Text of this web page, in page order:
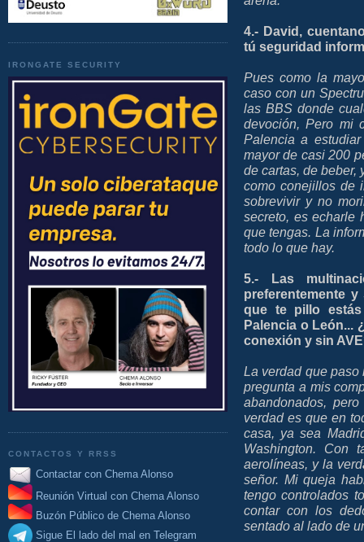
IRONGATE SECURITY
CONTACTOS Y RRSS
Contactar con Chema Alonso
Reunión Virtual con Chema Alonso
Buzón Público de Chema Alonso
Sigue El lado del mal en Telegram
4.- David,
tú seguridad
Pues como la
caso con un
las BBS donde
devoción, Pero mi
Palencia a
mayor de casi 200
de cartas, de beber,
como conejillos de
sobrevivir y no
secreto, es echarle
que tengas. La
todo lo que hay.
5.- Las
preferentemente
que te pillo estás
Palencia o León...
conexión y sin
La verdad que paso
pregunta a mis
abandonados,
verdad es que en
casa, ya sea
Washington. Con
aerolíneas, y la
señor. Mi queja
tengo controlados
contar con los
sentado al lado de